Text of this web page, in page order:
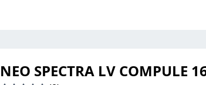
NEO SPECTRA LV COMPULE